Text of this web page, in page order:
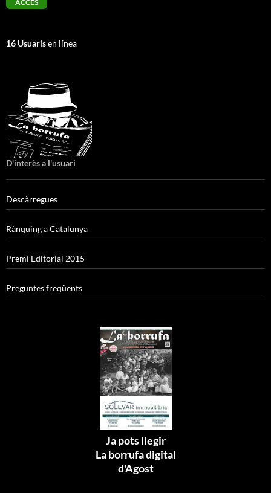
16 Usuarisen línea
D'interès a l'usuari
Descàrregues
Rànquing a Catalunya
Premi Editorial 2015
Preguntes freqüents
Ja pots llegir
La borrufa digital
d'Agost